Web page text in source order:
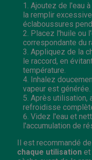
Ajoutez de l'eau
la remplir
éclaboussures
Placez l'huile ou
correspondante du
Appliquez de la
le raccord, en
température.
Inhalez
vapeur est générée.
Après utilisation,
refroidisse
Videz l'eau et
l'accumulation de
Il est recommandé de
chaque utilisation et